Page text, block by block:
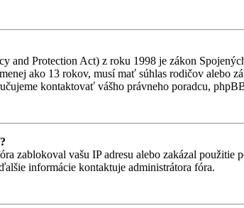
and Protection Act) z roku 1998 je zákon
ako 13 rokov, musí mať súhlas rodičov alebo
kontaktovať vášho právneho poradcu,
zablokoval vašu IP adresu alebo zakázal
informácie kontaktuje administrátora fóra.